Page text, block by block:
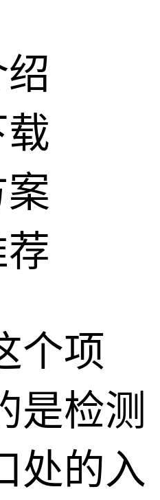
载
个项
是检测
处的入